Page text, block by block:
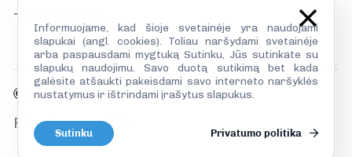
TILS biblioteka
© TILS 2026
Privatumo politika
Informuojame, kad šioje svetainėje yra naudojami
slapukai (angl. cookies). Toliau naršydami svetainėje
arba paspausdami mygtuką Sutinku, Jūs sutinkate su
slapukų naudojimu. Savo duotą sutikimą bet kada
galėsite atšaukti pakeisdami savo interneto naršyklės
nustatymus ir ištrindami įrašytus slapukus.
Sutinku Privatumo politika